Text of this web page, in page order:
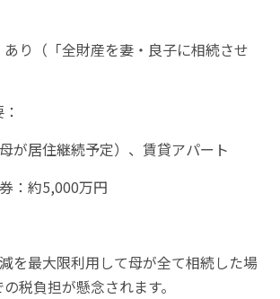
あり（「全財産を妻・良子に相続させ
が居住継続予定）、賃貸アパート
：約5,000万円
を最大限利用して母が全て相続した場
税負担が懸念されます。